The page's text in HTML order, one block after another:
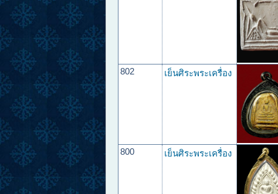
802 เย็นศิระพระเครื่อง
800 เย็นศิระพระเครื่อง